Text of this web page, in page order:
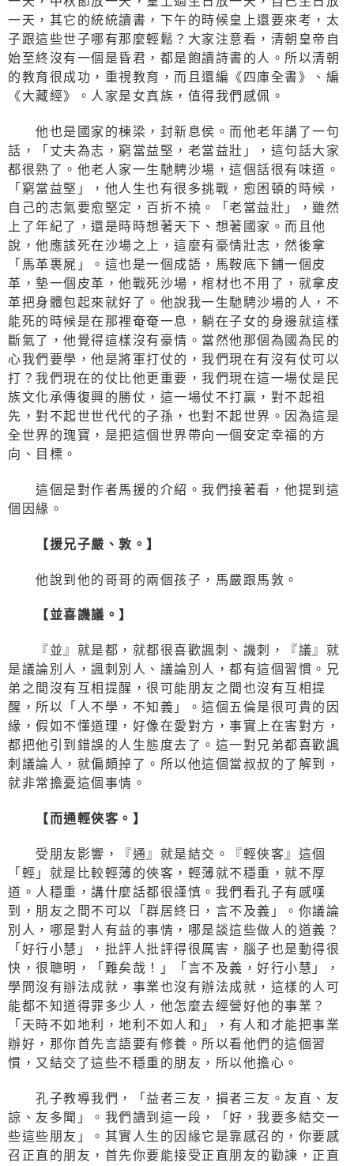
一天，其它的統統讀書，下午的時候皇上還要來考，太
子跟這些世子哪有那麼輕鬆？大家注意看，清朝皇帝自
始至終沒有一個是昏君，都是飽讀詩書的人。所以清朝
的教育很成功，重視教育，而且還編《四庫全書》、編
《大藏經》。人家是女真族，值得我們感佩。
他也是國家的棟梁，封新息侯。而他老年講了一句
話，「丈夫為志，窮當益堅，老當益壯」，這句話大家
都很熟了。他老人家一生馳騁沙場，這個話很有味道。
「窮當益堅」，他人生也有很多挑戰，愈困頓的時候，
自己的志氣要愈堅定，百折不撓。「老當益壯」，雖然
上了年紀了，還是時時想著天下、想著國家。而且他
說，他應該死在沙場之上，這麼有豪情壯志，然後拿
「馬革裹屍」。這也是一個成語，馬鞍底下鋪一個皮
革，墊一個皮革，他戰死沙場，棺材也不用了，就拿皮
革把身體包起來就好了。他說我一生馳騁沙場的人，不
能死的時候是在那裡奄奄一息，躺在子女的身邊就這樣
斷氣了，他覺得這樣沒有豪情。當然他那個為國為民的
心我們要學，他是將軍打仗的，我們現在有沒有仗可以
打？我們現在的仗比他更重要，我們現在這一場仗是民
族文化承傳復興的勝仗，這一場仗不打贏，對不起祖
先，對不起世世代代的子孫，也對不起世界。因為這是
全世界的瑰寶，是把這個世界帶向一個安定幸福的方
向、目標。
這個是對作者馬援的介紹。我們接著看，他提到這
個因緣。
【援兄子嚴、敦。】
他說到他的哥哥的兩個孩子，馬嚴跟馬敦。
【並喜譏議。】
『並』就是都，就都很喜歡諷刺、譏刺，『議』就
是議論別人，諷刺別人、議論別人，都有這個習慣。兄
弟之間沒有互相提醒，很可能朋友之間也沒有互相提
醒，所以「人不學，不知義」。這個五倫是很可貴的因
緣，假如不懂道理，好像在愛對方，事實上在害對方，
都把他引到錯誤的人生態度去了。這一對兄弟都喜歡諷
刺議論人，就偏頗掉了。所以他這個當叔叔的了解到，
就非常擔憂這個事情。
【而通輕俠客。】
受朋友影響，『通』就是結交。『輕俠客』這個
「輕」就是比較輕薄的俠客，輕薄就不穩重，就不厚
道。人穩重，講什麼話都很謹慎。我們看孔子有感嘆
到，朋友之間不可以「群居終日，言不及義」。你議論
別人，哪是對人有益的事情，哪是談這些做人的道義？
「好行小慧」，批評人批評得很厲害，腦子也是動得很
快，很聰明，「難矣哉！」「言不及義，好行小慧」，
學問沒有辦法成就，事業也沒有辦法成就，這樣的人可
能都不知道得罪多少人，他怎麼去經營好他的事業？
「天時不如地利，地利不如人和」，有人和才能把事業
辦好，那你首先言語要有修養。所以看他們的這個習
慣，又結交了這些不穩重的朋友，所以他擔心。
孔子教導我們，「益者三友，損者三友。友直、友
諒、友多聞」。我們讀到這一段，「好，我要多結交一
些這些朋友」。其實人生的因緣它是靠感召的，你要感
召正直的朋友，首先你要能接受正直朋友的勸諫，正直